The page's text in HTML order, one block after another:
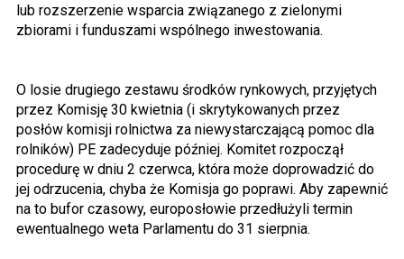
lub rozszerzenie wsparcia związanego z zielonymi
zbiorami i funduszami wspólnego inwestowania.
O losie drugiego zestawu środków rynkowych, przyjętych
przez Komisję 30 kwietnia (i skrytykowanych przez
posłów komisji rolnictwa za niewystarczającą pomoc dla
rolników) PE zadecyduje później. Komitet rozpoczął
procedurę w dniu 2 czerwca, która może doprowadzić do
jej odrzucenia, chyba że Komisja go poprawi. Aby zapewnić
na to bufor czasowy, europosłowie przedłużyli termin
ewentualnego weta Parlamentu do 31 sierpnia.